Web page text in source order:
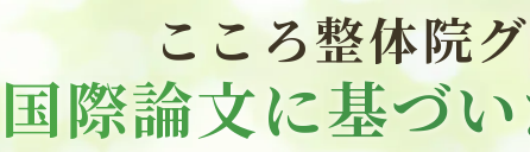
こころ整体院
国際論文に基づ